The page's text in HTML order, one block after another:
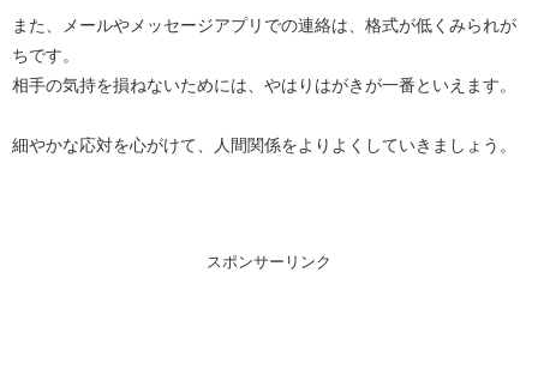
また、メールやメッセージアプリでの連絡は、格式が低くみられが
ちです。
相手の気持を損ねないためには、やはりはがきが一番といえます。
細やかな応対を心がけて、人間関係をよりよくしていきましょう。
スポンサーリンク